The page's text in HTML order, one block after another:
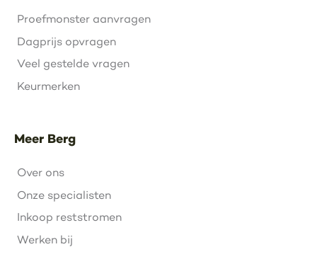
Proefmonster aanvragen
Dagprijs opvragen
Veel gestelde vragen
Keurmerken
Meer Berg
Over ons
Onze specialisten
Inkoop reststromen
Werken bij